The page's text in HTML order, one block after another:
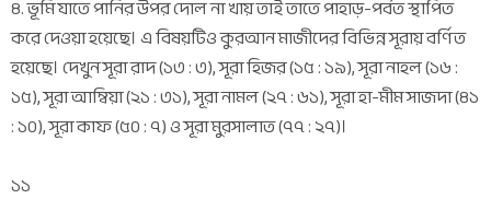
৪. ভূমি যাতে পানির উপর দোল না খায় তাই তাতে পাহাড়-পর্বত স্থাপিত
করে দেওয়া হয়েছে। এ বিষয়টিও কুরআন মাজীদের বিভিন্ন সূরায় বর্ণিত
হয়েছে। দেখুন সূরা রাদ (১৩ : ৩), সূরা হিজর (১৫ : ১৯), সূরা নাহল (১৬ :
১৫), সূরা আম্বিয়া (২১ : ৩১), সূরা নামল (২৭ : ৬১), সূরা হা-মীম সাজদা (৪১
: ১০), সূরা কাফ (৫০ : ৭) ও সূরা মুরসালাত (৭৭ : ২৭)।
১১